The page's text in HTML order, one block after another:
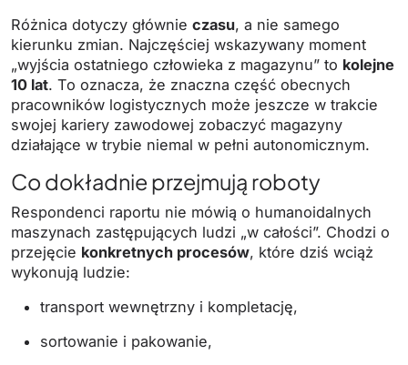
Różnica dotyczy głównie czasu, a nie samego
kierunku zmian. Najczęściej wskazywany moment
„wyjścia ostatniego człowieka z magazynu” to kolejne
10 lat. To oznacza, że znaczna część obecnych
pracowników logistycznych może jeszcze w trakcie
swojej kariery zawodowej zobaczyć magazyny
działające w trybie niemal w pełni autonomicznym.
Co dokładnie przejmują roboty
Respondenci raportu nie mówią o humanoidalnych
maszynach zastępujących ludzi „w całości”. Chodzi o
przejęcie konkretnych procesów, które dziś wciąż
wykonują ludzie:
transport wewnętrzny i kompletację,
sortowanie i pakowanie,